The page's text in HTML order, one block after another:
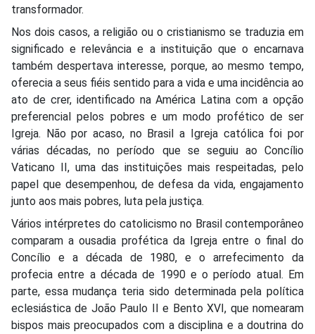
transformador.
Nos dois casos, a religião ou o cristianismo se traduzia em
significado e relevância e a instituição que o encarnava
também despertava interesse, porque, ao mesmo tempo,
oferecia a seus fiéis sentido para a vida e uma incidência ao
ato de crer, identificado na América Latina com a opção
preferencial pelos pobres e um modo profético de ser
Igreja. Não por acaso, no Brasil a Igreja católica foi por
várias décadas, no período que se seguiu ao Concílio
Vaticano II, uma das instituições mais respeitadas, pelo
papel que desempenhou, de defesa da vida, engajamento
junto aos mais pobres, luta pela justiça.
Vários intérpretes do catolicismo no Brasil contemporâneo
comparam a ousadia profética da Igreja entre o final do
Concílio e a década de 1980, e o arrefecimento da
profecia entre a década de 1990 e o período atual. Em
parte, essa mudança teria sido determinada pela política
eclesiástica de João Paulo II e Bento XVI, que nomearam
bispos mais preocupados com a disciplina e a doutrina do